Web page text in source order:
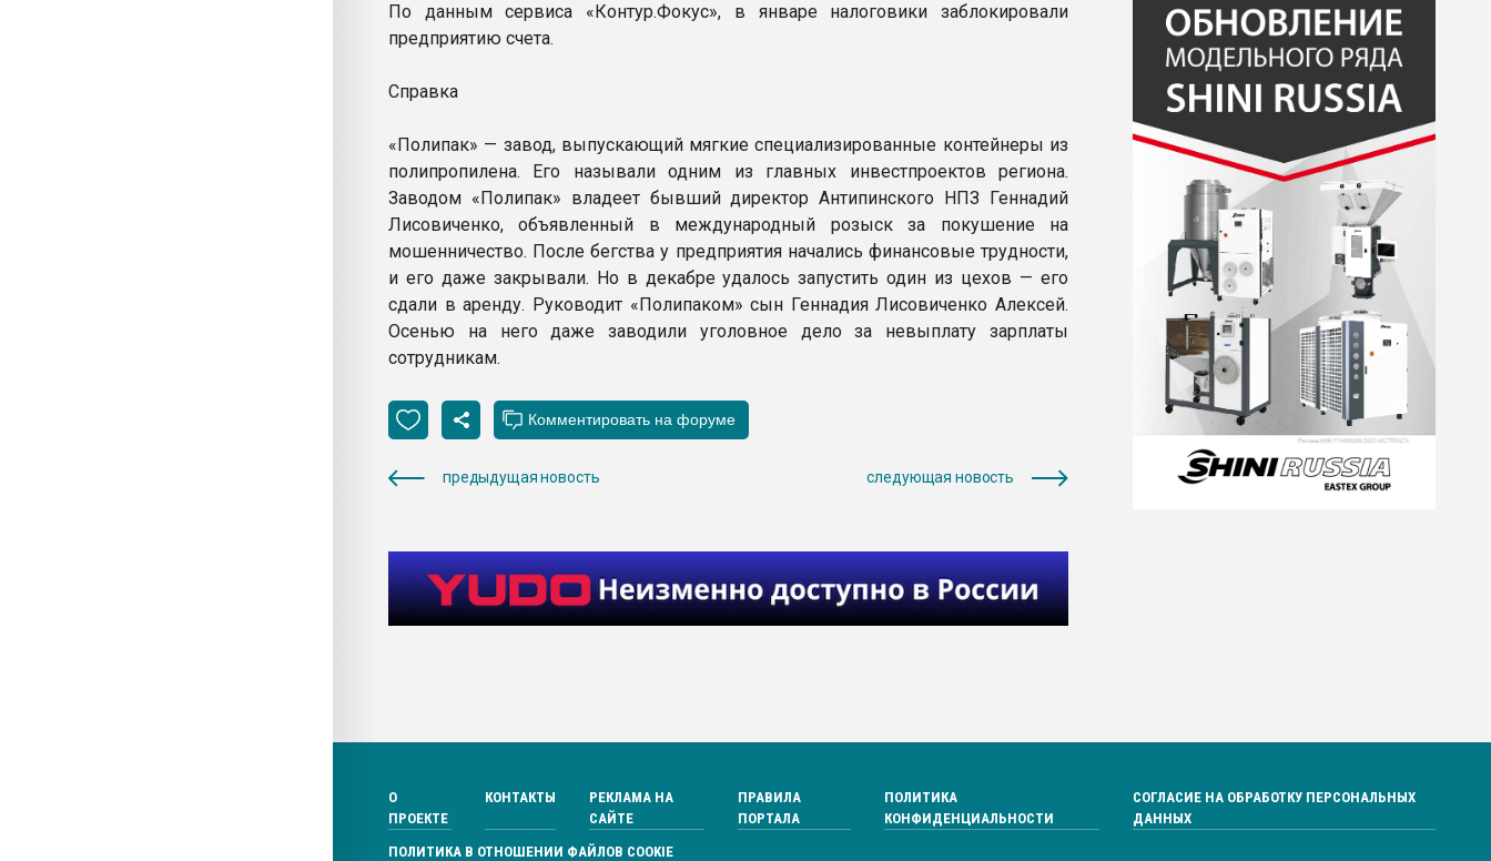
По данным сервиса «Контур.Фокус», в январе налоговики заблокировали
предприятию счета.
Справка
«Полипак» — завод, выпускающий мягкие специализированные контейнеры из
полипропилена. Его называли одним из главных инвестпроектов региона.
Заводом «Полипак» владеет бывший директор Антипинского НПЗ Геннадий
Лисовиченко, объявленный в международный розыск за покушение на
мошенничество. После бегства у предприятия начались финансовые трудности,
и его даже закрывали. Но в декабре удалось запустить один из цехов — его
сдали в аренду. Руководит «Полипаком» сын Геннадия Лисовиченко Алексей.
Осенью на него даже заводили уголовное дело за невыплату зарплаты
сотрудникам.
предыдущая новость следующая новость
О
ПРОЕКТЕ
КОНТАКТЫ
РЕКЛАМА НА
САЙТЕ
ПРАВИЛА
ПОРТАЛА
ПОЛИТИКА
КОНФИДЕНЦИАЛЬНОСТИ
СОГЛАСИЕ НА ОБРАБОТКУ ПЕРСОНАЛЬНЫХ
ДАННЫХ
ПОЛИТИКА В ОТНОШЕНИИ ФАЙЛОВ COOKIE